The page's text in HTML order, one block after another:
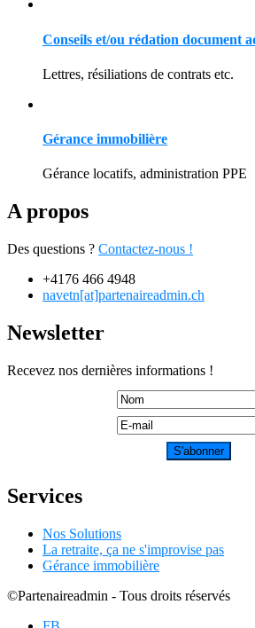
Conseils et/ou rédation document
Lettres, résiliations de contrats etc.
Gérance immobilière
Gérance locatifs, administration PPE
A propos
Des questions ? Contactez-nous !
+4176 466 4948
navetn[at]partenaireadmin.ch
Newsletter
Recevez nos dernières informations !
Services
Nos Solutions
La retraite, ça ne s'improvise pas
Gérance immobilière
©Partenaireadmin - Tous droits réservés